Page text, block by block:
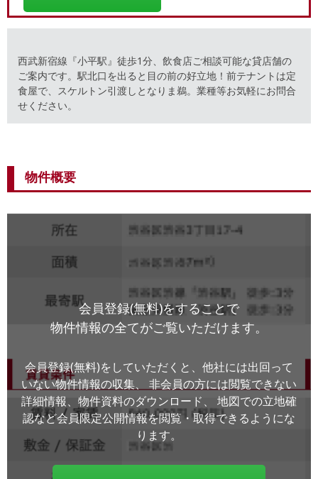
西武新宿線『小平駅』徒歩1分、飲食店ご相談可能な貸店舗の
ご案内です。駅北口を出ると目の前の好立地！前テナントは定
食屋で、スケルトン引渡しとなりま鵜。業種等お気軽にお問合
せください。
物件概要
会員登録(無料)をすることで
物件情報の全てがご覧いただけます。
会員登録(無料)をしていただくと、他社には出回って
いない物件情報の収集、
非会員の方には閲覧できない
詳細情報、物件資料のダウンロード、
地図での立地確
認など会員限定公開情報を閲覧・取得できるようにな
ります。